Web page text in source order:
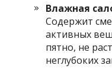
Влажная
Содержит
активных
пятно, не
неглубоких